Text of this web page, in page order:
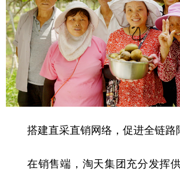
搭建直采直销网络，促进全链路
在销售端，淘天集团充分发挥